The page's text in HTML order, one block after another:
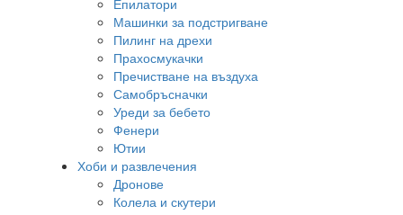
Епилатори
Машинки за подстригване
Пилинг на дрехи
Прахосмукачки
Пречистване на въздуха
Самобръсначки
Уреди за бебето
Фенери
Ютии
Хоби и развлечения
Дронове
Колела и скутери